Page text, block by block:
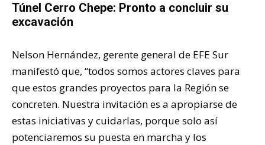
Túnel Cerro Chepe: Pronto a concluir su
excavación
Nelson Hernández, gerente general de EFE Sur
manifestó que, “todos somos actores claves para
que estos grandes proyectos para la Región se
concreten. Nuestra invitación es a apropiarse de
estas iniciativas y cuidarlas, porque solo así
potenciaremos su puesta en marcha y los